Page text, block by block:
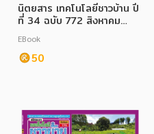
นิตยสาร เทคโนโลยีชาวบ้าน ปี
ที่ 34 ฉบับ 772 สิงหาคม
2565
EBook
50